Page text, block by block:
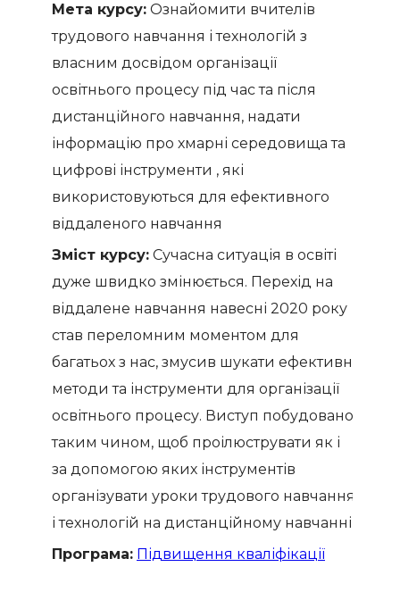
Мета курсу: Ознайомити вчителів
трудового навчання і технологій з
власним досвідом організації
освітнього процесу під час та після
дистанційного навчання, надати
інформацію про хмарні середовища та
цифрові інструменти , які
використовуються для ефективного
віддаленого навчання
Зміст курсу: Сучасна ситуація в освіті
дуже швидко змінюється. Перехід на
віддалене навчання навесні 2020 року
став переломним моментом для
багатьох з нас, змусив шукати ефективні
методи та інструменти для організації
освітнього процесу. Виступ побудовано
таким чином, щоб проілюструвати як і
за допомогою яких інструментів
організувати уроки трудового навчання
і технологій на дистанційному навчанні
Програма: Підвищення кваліфікації